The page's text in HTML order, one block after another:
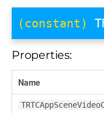
(constant)
Properties:
Name